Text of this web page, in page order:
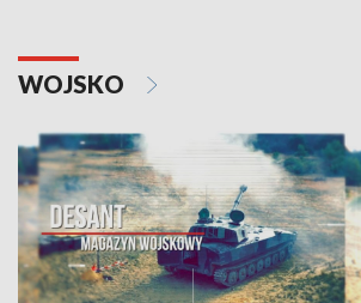
WOJSKO